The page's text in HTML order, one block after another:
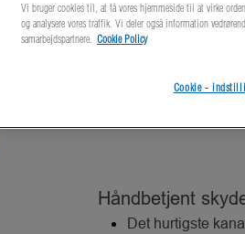
Håndbetjent
Det hurtigste
Vi bruger cookies til, at få vores hjemmeside til at virke
og analysere vores traffik. Vi deler også information
samarbejdspartnere. Cookie Policy
Cookie -